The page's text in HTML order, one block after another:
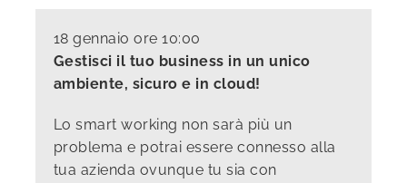
18 gennaio ore 10:00
Gestisci il tuo business in un unico
ambiente, sicuro e in cloud!
Lo smart working non sarà più un
problema e potrai essere connesso alla
tua azienda ovunque tu sia con